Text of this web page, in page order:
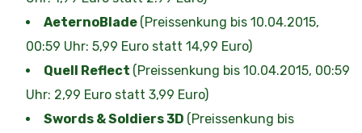
AeternoBlade (Preissenkung bis 10.04.2015,
00:59 Uhr: 5,99 Euro statt 14,99 Euro)
Quell Reflect (Preissenkung bis 10.04.2015, 00:59
Uhr: 2,99 Euro statt 3,99 Euro)
Swords & Soldiers 3D (Preissenkung bis